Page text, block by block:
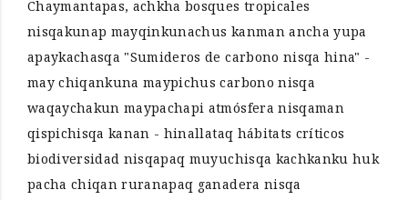
Chaymantapas, achkha bosques tropicales
nisqakunap mayqinkunachus kanman ancha yupa
apaykachasqa "Sumideros de carbono nisqa hina" -
may chiqankuna maypichus carbono nisqa
waqaychakun maypachapi atmósfera nisqaman
qispichisqa kanan - hinallataq hábitats críticos
biodiversidad nisqapaq muyuchisqa kachkanku huk
pacha chiqan ruranapaq ganadera nisqa